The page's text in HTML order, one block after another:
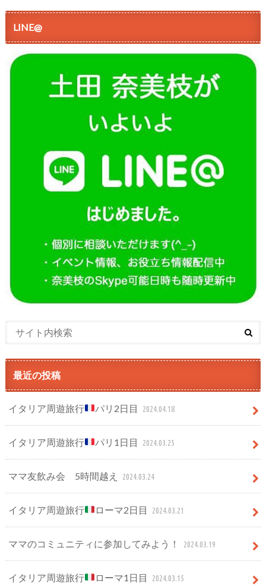
LINE@
最近の投稿
イタリア周遊旅行 パリ2日目 2024.04.18
イタリア周遊旅行 パリ1日目 2024.03.25
ママ友飲み会 5時間越え 2024.03.24
イタリア周遊旅行 ローマ2日目 2024.03.21
ママのコミュニティに参加してみよう！ 2024.03.19
イタリア周遊旅行 ローマ1日目 2024.03.15